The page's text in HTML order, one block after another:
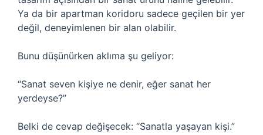
Ya da bir apartman koridoru sadece geçilen bir yer
değil, deneyimlenen bir alan olabilir.
Bunu düşünürken aklıma şu geliyor:
“Sanat seven kişiye ne denir, eğer sanat her
yerdeyse?”
Belki de cevap değişecek: “Sanatla yaşayan kişi.”